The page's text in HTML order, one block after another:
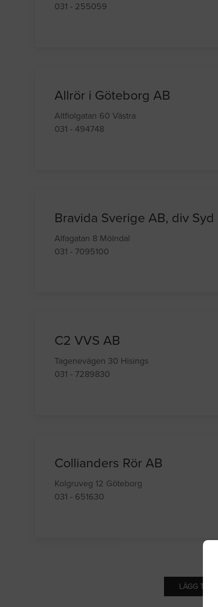
031 - 255059
Allrör i Göteborg AB
Altfiolgatan 60 Västra
031 - 494748
Bravida Sverige AB, div Syd
Alfagatan 8 Mölndal
031 - 7095100
C2 VVS AB
Tagenevägen 30 Hisings
031 - 7289830
Collianders Rör AB
Kolgruveg 12 Göteborg
031 - 651630
LÄGG TILL